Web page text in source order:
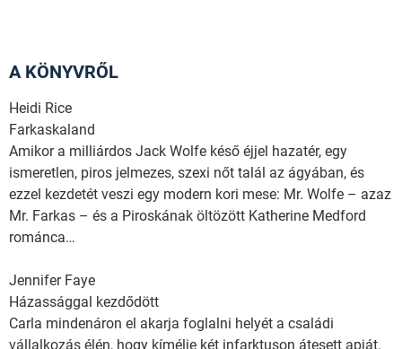
A KÖNYVRŐL
Heidi Rice
Farkaskaland
Amikor a milliárdos Jack Wolfe késő éjjel hazatér, egy
ismeretlen, piros jelmezes, szexi nőt talál az ágyában, és
ezzel kezdetét veszi egy modern kori mese: Mr. Wolfe – azaz
Mr. Farkas – és a Piroskának öltözött Katherine Medford
románca…
Jennifer Faye
Házassággal kezdődött
Carla mindenáron el akarja foglalni helyét a családi
vállalkozás élén, hogy kímélje két infarktuson átesett apját.